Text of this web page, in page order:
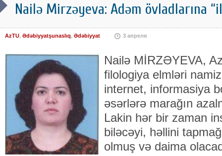
Nailə Mirzəyeva: Adəm övladlarına
AzTU, Ədəbiyyatşunaslıq, Ədəbiyyat 3 апреля
Nailə MİRZƏYEVA,
filologiya elmləri
internet, informasiya
əsərlərə marağın
Lakin hər bir zaman
biləcəyi, həllini
olmuş və daima